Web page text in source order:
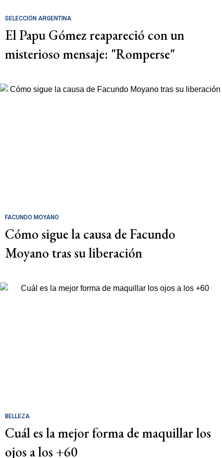
SELECCIÓN ARGENTINA
El Papu Gómez reapareció con un
misterioso mensaje: "Romperse"
FACUNDO MOYANO
Cómo sigue la causa de Facundo
Moyano tras su liberación
BELLEZA
Cuál es la mejor forma de maquillar los
ojos a los +60